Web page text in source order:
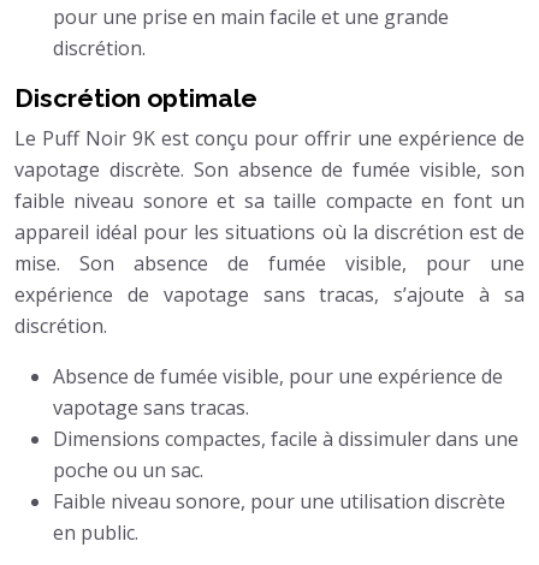
pour une prise en main facile et une grande
discrétion.
Discrétion optimale
Le Puff Noir 9K est conçu pour offrir une expérience de
vapotage discrète. Son absence de fumée visible, son
faible niveau sonore et sa taille compacte en font un
appareil idéal pour les situations où la discrétion est de
mise. Son absence de fumée visible, pour une
expérience de vapotage sans tracas, s’ajoute à sa
discrétion.
Absence de fumée visible, pour une expérience de
vapotage sans tracas.
Dimensions compactes, facile à dissimuler dans une
poche ou un sac.
Faible niveau sonore, pour une utilisation discrète
en public.